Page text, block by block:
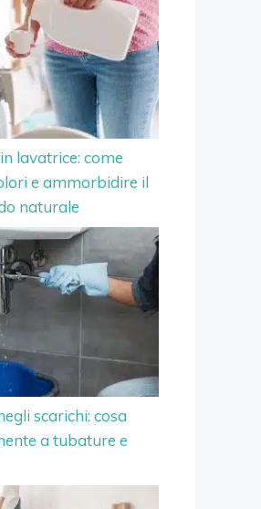
lavatrice: come
e ammorbidire il
naturale
scarichi: cosa
a tubature e